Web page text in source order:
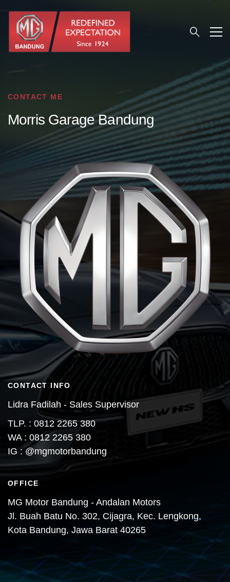
CONTACT ME
Morris Garage Bandung
CONTACT INFO
Lidra Fadilah - Sales Supervisor
TLP. : 0812 2265 380
WA : 0812 2265 380
IG : @mgmotorbandung
OFFICE
MG Motor Bandung - Andalan Motors
Jl. Buah Batu No. 302, Cijagra, Kec. Lengkong,
Kota Bandung, Jawa Barat 40265